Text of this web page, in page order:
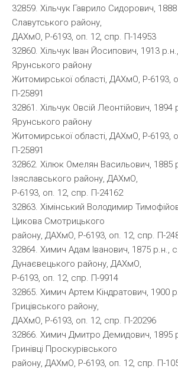
32859. Хільчук Гаврило Сидорович,
Славутського району,
ДАХмО, Р-6193, оп. 12, спр. П-14953
32860. Хільчук Іван Йосипович, 1913
Ярунського району
Житомирської області, ДАХмО, Р-6193,
П-25891
32861. Хільчук Овсій Леонтійович, 1894
Ярунського району
Житомирської області, ДАХмО, Р-6193,
П-25891
32862. Хілюк Омелян Васильович, 1885
Ізяславського району, ДАХмО,
Р-6193, оп. 12, спр. П-24162
32863. Хімінський Володимир
Цикова Смотрицького
району, ДАХмО, Р-6193, оп. 12, спр. П-
32864. Химич Адам Іванович, 1875 р.н., с.
Дунаєвецького району, ДАХмО,
Р-6193, оп. 12, спр. П-9914
32865. Химич Артем Кіндратович, 1900
Грицівського району,
ДАХмО, Р-6193, оп. 12, спр. П-20296
32866. Химич Дмитро Демидович, 1895
Гринівці Проскурівського
району, ДАХмО, Р-6193, оп. 12, спр. П-